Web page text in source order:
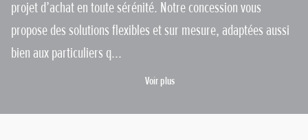
projet d’achat en toute sérénité. Notre concession vous
propose des solutions flexibles et sur mesure, adaptées aussi
bien aux particuliers q...
Voir plus